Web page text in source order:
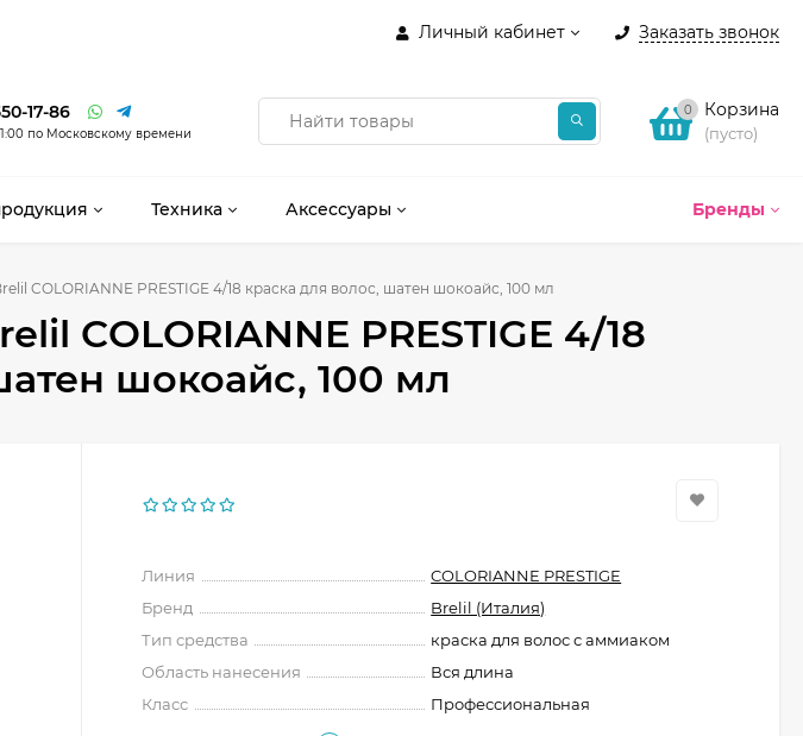
Личный кабинет Заказать звонок
17-86
по Московскому времени
0 Корзина
(пусто)
Бренды
Техника Аксессуары
COLORIANNE PRESTIGE 4/18 краска для волос, шатен шокоайс, 100 мл
COLORIANNE PRESTIGE 4/18
шокоайс, 100 мл
Линия
COLORIANNE PRESTIGE
Бренд
Brelil (Италия)
Тип средства
краска для волос с аммиаком
Область нанесения
Вся длина
Класс
Профессиональная